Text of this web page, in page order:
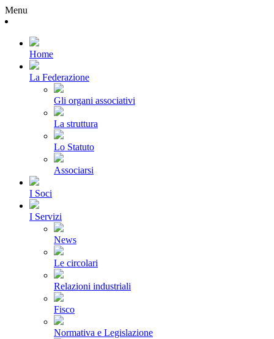
Menu
Home
La Federazione
Gli organi associativi
La struttura
Lo Statuto
Associarsi
I Soci
I Servizi
News
Le circolari
Relazioni industriali
Fisco
Normativa e Legislazione